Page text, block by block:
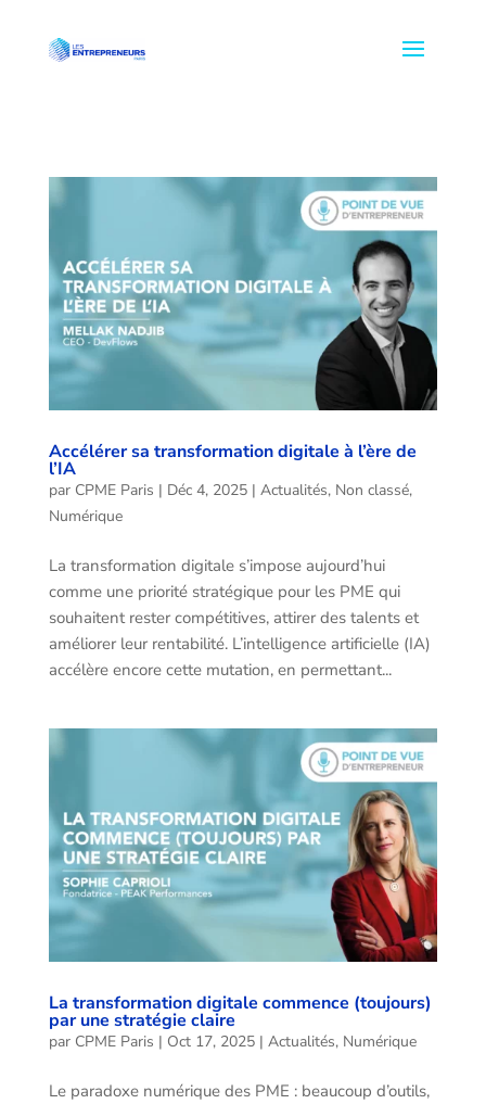
Accélérer sa transformation digitale à l’ère de
l’IA
par CPME Paris | Déc 4, 2025| Actualités, Non classé,
Numérique
La transformation digitale s’impose aujourd’hui
comme une priorité stratégique pour les PME qui
souhaitent rester compétitives, attirer des talents et
améliorer leur rentabilité. L’intelligence artificielle (IA)
accélère encore cette mutation, en permettant...
La transformation digitale commence (toujours)
par une stratégie claire
par CPME Paris | Oct 17, 2025| Actualités, Numérique
Le paradoxe numérique des PME : beaucoup d’outils,